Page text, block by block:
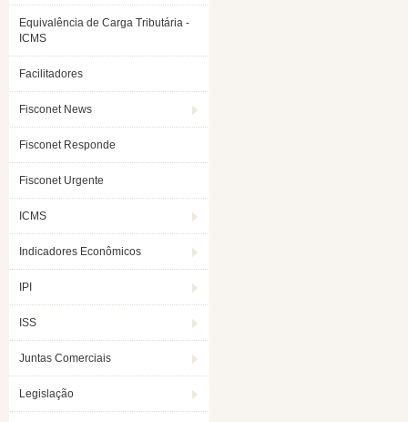
Equivalência de Carga Tributária -
ICMS
Facilitadores
Fisconet News
Fisconet Responde
Fisconet Urgente
ICMS
Indicadores Econômicos
IPI
ISS
Juntas Comerciais
Legislação